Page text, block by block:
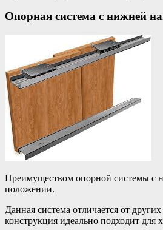
Опорная система с нижней
Преимуществом опорной системы с
положении.
Данная система отличается от
конструкция идеально подходит